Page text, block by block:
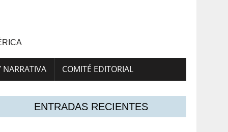
NARRATIVA COMITÉ EDITORIAL
ENTRADAS RECIENTES